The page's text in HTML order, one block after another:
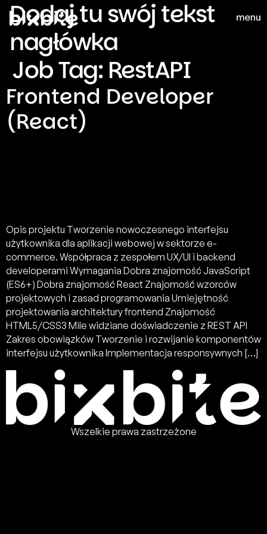
Dodaj tu swój tekst
nagłówka
Job Tag: RestAPI
Frontend Developer
(React)
Opis projektu Tworzenie nowoczesnego interfejsu
użytkownika dla aplikacji webowej w sektorze e-
commerce. Współpraca z zespołem UX/UI i backend
developerami Wymagania Dobra znajomość JavaScript
(ES6+) Dobra znajomość React Znajomość wzorców
projektowych i zasad programowania Umiejętność
projektowania architektury frontend Znajomość
HTML5/CSS3 Mile widziane doświadczenie z REST API
Zakres obowiązków Tworzenie i rozwijanie komponentów
interfejsu użytkownika Implementacja responsywnych […]
Wszelkie prawa zastrzeżone